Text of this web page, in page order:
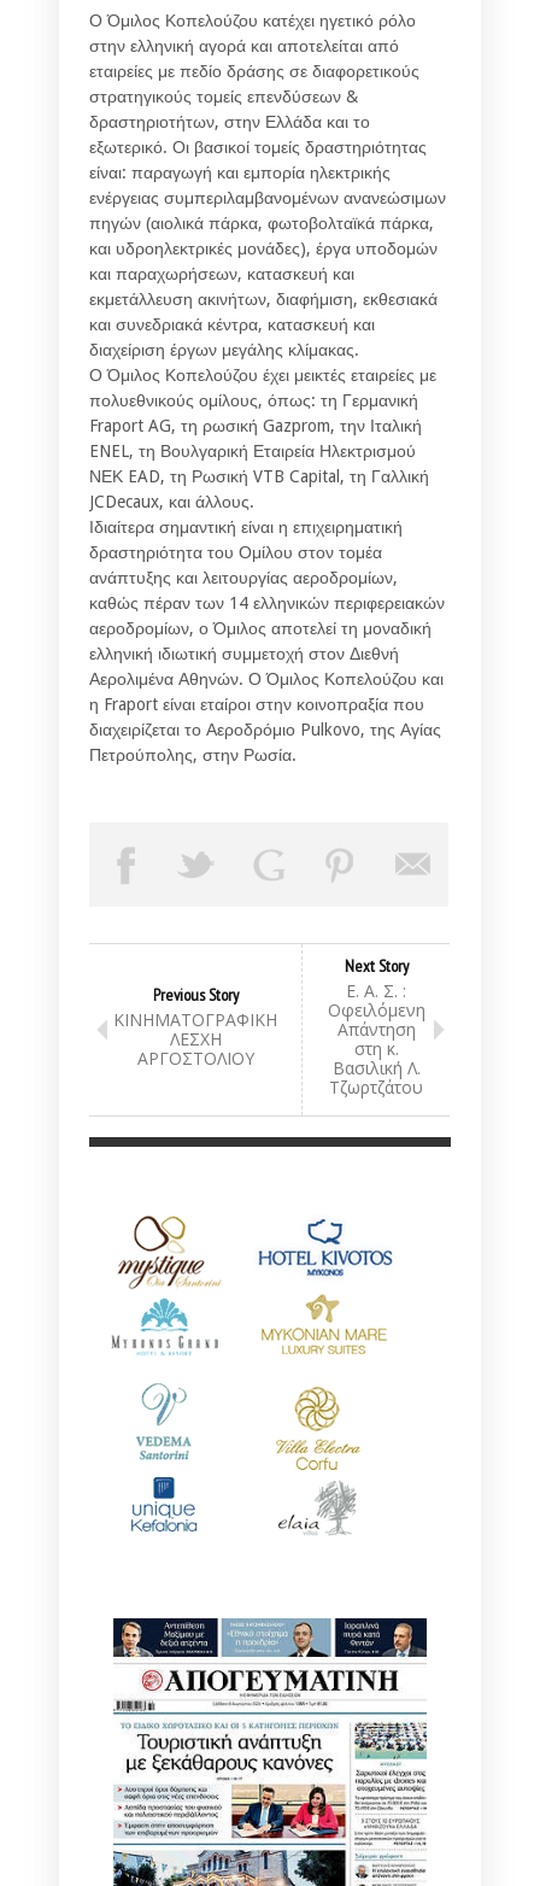
Ο Όμιλος Κοπελούζου κατέχει ηγετικό ρόλο
στην ελληνική αγορά και αποτελείται από
εταιρείες με πεδίο δράσης σε διαφορετικούς
στρατηγικούς τομείς επενδύσεων &
δραστηριοτήτων, στην Ελλάδα και το
εξωτερικό. Οι βασικοί τομείς δραστηριότητας
είναι: παραγωγή και εμπορία ηλεκτρικής
ενέργειας συμπεριλαμβανομένων ανανεώσιμων
πηγών (αιολικά πάρκα, φωτοβολταϊκά πάρκα,
και υδροηλεκτρικές μονάδες), έργα υποδομών
και παραχωρήσεων, κατασκευή και
εκμετάλλευση ακινήτων, διαφήμιση, εκθεσιακά
και συνεδριακά κέντρα, κατασκευή και
διαχείριση έργων μεγάλης κλίμακας.
Ο Όμιλος Κοπελούζου έχει μεικτές εταιρείες με
πολυεθνικούς ομίλους, όπως: τη Γερμανική
Fraport AG, τη ρωσική Gazprom, την Ιταλική
ENEL, τη Βουλγαρική Εταιρεία Ηλεκτρισμού
ΝΕΚ EAD, τη Ρωσική VTB Capital, τη Γαλλική
JCDecaux, και άλλους.
Ιδιαίτερα σημαντική είναι η επιχειρηματική
δραστηριότητα του Ομίλου στον τομέα
ανάπτυξης και λειτουργίας αεροδρομίων,
καθώς πέραν των 14 ελληνικών περιφερειακών
αεροδρομίων, ο Όμιλος αποτελεί τη μοναδική
ελληνική ιδιωτική συμμετοχή στον Διεθνή
Αερολιμένα Αθηνών. Ο Όμιλος Κοπελούζου και
η Fraport είναι εταίροι στην κοινοπραξία που
διαχειρίζεται το Αεροδρόμιο Pulkovo, της Αγίας
Πετρούπολης, στην Ρωσία.
Previous Story
ΚΙΝΗΜΑΤΟΓΡΑΦΙΚΗ
ΛΕΣΧΗ
ΑΡΓΟΣΤΟΛΙΟΥ
Next Story
Ε. Α. Σ. :
Οφειλόμενη
Απάντηση
στη κ.
Βασιλική Λ.
Τζωρτζάτου